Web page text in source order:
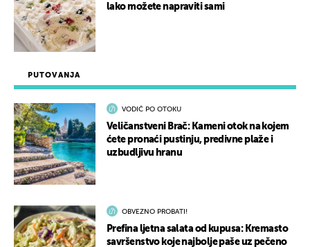
PUTOVANJA
VODIČ PO OTOKU
Veličanstveni Brač: Kameni otok na kojem
ćete pronaći pustinju, predivne plaže i
uzbudljivu hranu
OBVEZNO PROBATI!
Prefina ljetna salata od kupusa: Kremasto
savršenstvo koje najbolje paše uz pečeno
lako možete napraviti sami